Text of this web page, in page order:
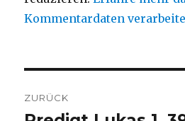
Kommentardaten
ZURÜCK